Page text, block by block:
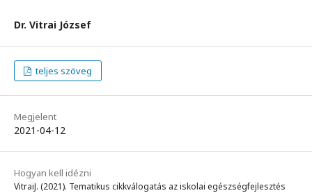
Dr. Vitrai József
teljes szöveg
Megjelent
2021-04-12
Hogyan kell idézni
VitraiJ. (2021). Tematikus cikkválogatás az iskolai egészségfejlesztés